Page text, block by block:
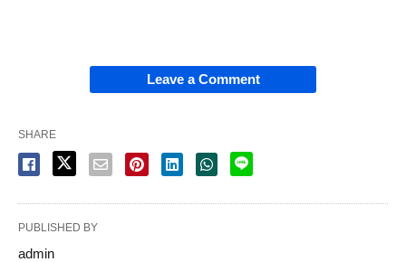
Leave a Comment
SHARE
PUBLISHED BY
admin